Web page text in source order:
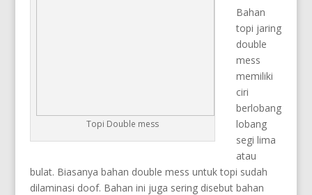
Topi Double mess
Bahan
topi jaring
double
mess
memiliki
ciri
berlobang
lobang
segi lima
atau
bulat. Biasanya bahan double mess untuk topi sudah
dilaminasi doof. Bahan ini juga sering disebut bahan